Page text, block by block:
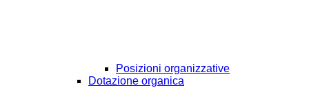
Posizioni organizzative
Dotazione organica